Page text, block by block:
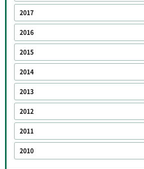
2017
2016
2015
2014
2013
2012
2011
2010